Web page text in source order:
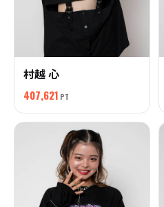
村越 心
407,621 PT